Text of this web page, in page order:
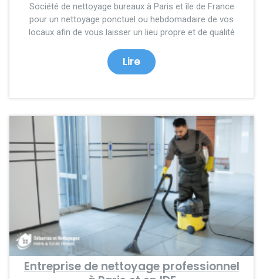
Société de nettoyage bureaux à Paris et île de France
pour un nettoyage ponctuel ou hebdomadaire de vos
locaux afin de vous laisser un lieu propre et de qualité
Lire
Entreprise de nettoyage professionnel